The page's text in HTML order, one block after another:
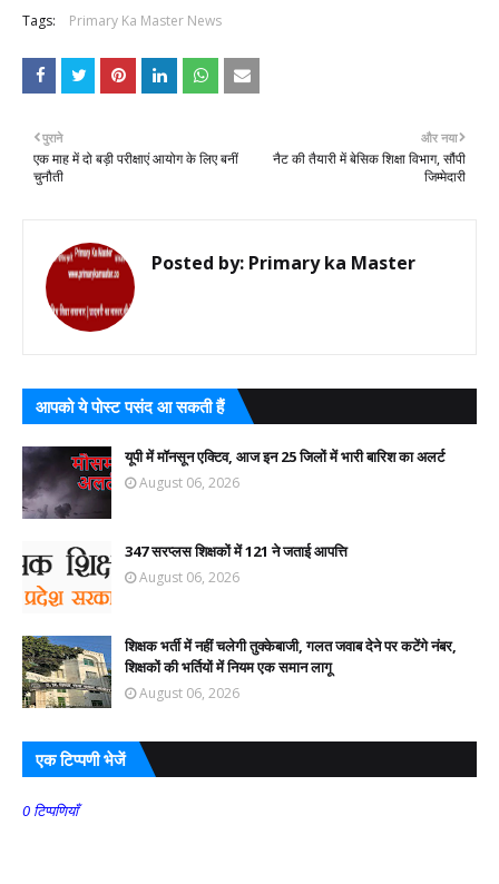
Tags: Primary Ka Master News
और नया
नैट की तैयारी में बेसिक शिक्षा विभाग, सौंपी
जिम्मेदारी
पुराने
एक माह में दो बड़ी परीक्षाएं आयोग के लिए बनीं
चुनौती
Posted by: Primary ka Master
आपको ये पोस्ट पसंद आ सकती हैं
यूपी में मॉनसून एक्टिव, आज इन 25 जिलों में भारी बारिश का अलर्ट
August 06, 2026
347 सरप्लस शिक्षकों में 121 ने जताई आपत्ति
August 06, 2026
शिक्षक भर्ती में नहीं चलेगी तुक्केबाजी, गलत जवाब देने पर कटेंगे नंबर,
शिक्षकों की भर्तियों में नियम एक समान लागू
August 06, 2026
एक टिप्पणी भेजें
0 टिप्पणियाँ